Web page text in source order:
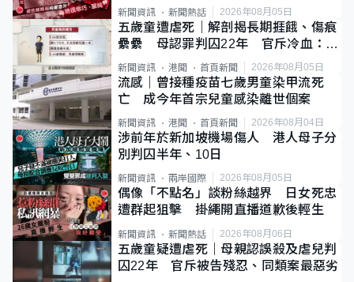
新聞資訊 新聞熱話 2026年08月05日
五歲童遭虐死｜解剖揭長期捱餓、傷痕
纍纍 母認罪判囚22年 官斥冷血：同
類案最惡劣
新聞資訊 港聞 首頁新聞 2026年08月05日
流感｜曾接種疫苗七歲男童染甲流死
亡 成今年首宗兒童感染離世個案
新聞資訊 港聞 首頁新聞 2026年08月04日
涉前年於新加坡機場傷人 港人母子分
別判囚半年、10日
新聞資訊 兩岸國際 2026年08月05日
偶像「不點名」談粉絲越界 日女死忠
遭群起狙擊 掛繩開直播道歉後輕生
新聞資訊 新聞熱話 2026年08月06日
五歲童疑遭虐死｜母親認誤殺及虐兒判
囚22年 官斥被告殘忍、同類案最惡劣